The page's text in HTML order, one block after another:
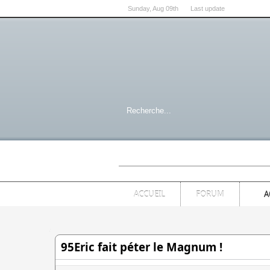
Sunday, Aug 09th Last update
ACCUEIL FORUM
95Eric fait péter le Magnum !